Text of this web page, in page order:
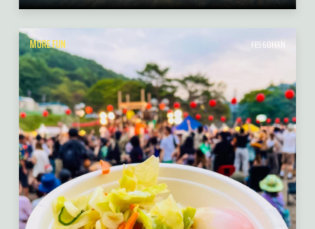
MORE FUN FES GOHAN